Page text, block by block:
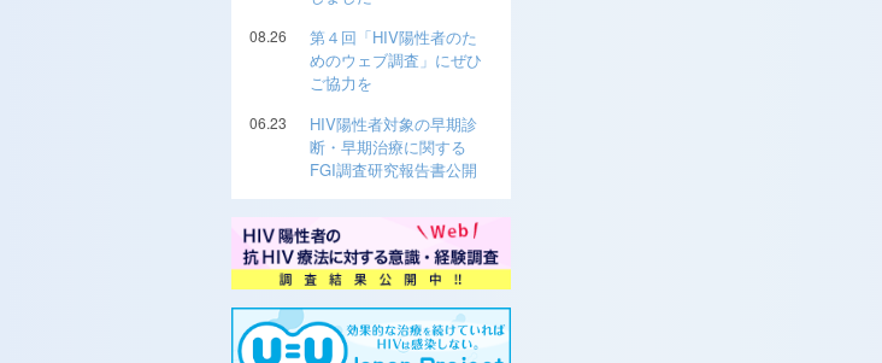
08.26
第４回「HIV陽性者のた
めのウェブ調査」にぜひ
ご協力を
06.23
HIV陽性者対象の早期診
断・早期治療に関する
FGI調査研究報告書公開